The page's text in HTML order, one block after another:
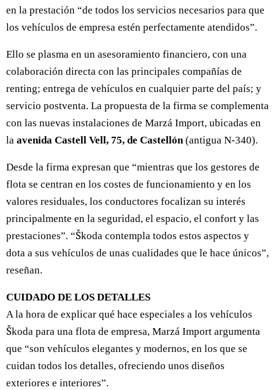
en la prestación “de todos los servicios necesarios para que
los vehículos de empresa estén perfectamente atendidos”.
Ello se plasma en un asesoramiento financiero, con una
colaboración directa con las principales compañías de
renting; entrega de vehículos en cualquier parte del país; y
servicio postventa. La propuesta de la firma se complementa
con las nuevas instalaciones de Marzá Import, ubicadas en
la avenida Castell Vell, 75, de Castellón(antigua N-340).
Desde la firma expresan que “mientras que los gestores de
flota se centran en los costes de funcionamiento y en los
valores residuales, los conductores focalizan su interés
principalmente en la seguridad, el espacio, el confort y las
prestaciones”. “Škoda contempla todos estos aspectos y
dota a sus vehículos de unas cualidades que le hace únicos”,
reseñan.
CUIDADO DE LOS DETALLES
A la hora de explicar qué hace especiales a los vehículos
Škoda para una flota de empresa, Marzá Import argumenta
que “son vehículos elegantes y modernos, en los que se
cuidan todos los detalles, ofreciendo unos diseños
exteriores e interiores”.